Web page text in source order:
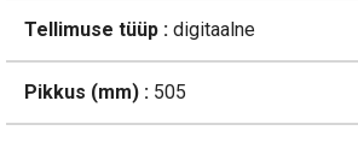
Tellimuse tüüp : digitaalne
Pikkus (mm) : 505